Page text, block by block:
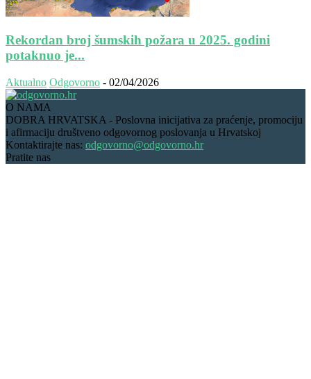
Rekordan broj šumskih požara u 2025. godini
potaknuo je...
Aktualno Odgovorno - 02/04/2026
O NAMA
DOBRA HRVATSKA - Poslovna inicijativa za praćenje, promociju
i afirmaciju društveno odgovornog poslovanja u Hrvatskoj
Kontaktirajte nas: odgovorno@odgovorno.hr
Pratite nas